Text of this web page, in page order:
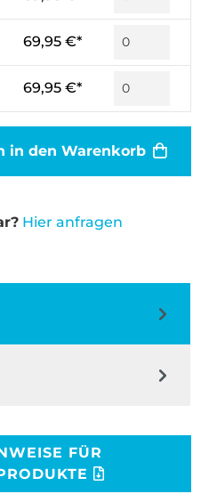
69,95 €*
69,95 €*
in den Warenkorb
Hier anfragen
FÜR